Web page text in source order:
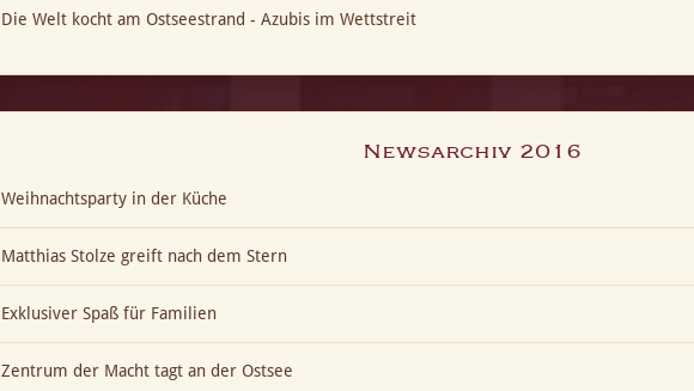
Die Welt kocht am Ostseestrand - Azubis im Wettstreit
Newsarchiv 2016
Weihnachtsparty in der Küche
Matthias Stolze greift nach dem Stern
Exklusiver Spaß für Familien
Zentrum der Macht tagt an der Ostsee